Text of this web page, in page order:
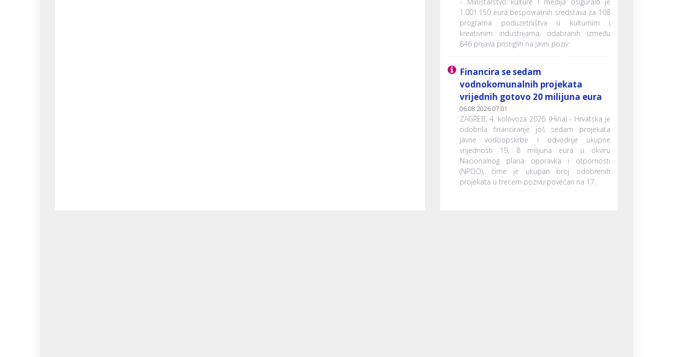
1.001.150 eura bespovratnih sredstava za 108
programa poduzetništva u kulturnim i
kreativnim industrijama, odabranih između
846 prijava pristiglih na javni poziv.
Financira se sedam
vodnokomunalnih projekata
vrijednih gotovo 20 milijuna eura
06.08.2026 07:01
ZAGREB, 4. kolovoza 2026. (Hina) - Hrvatska je
odobrila financiranje još sedam projekata
javne vodoopskrbe i odvodnje ukupne
vrijednosti 19, 8 milijuna eura u okviru
Nacionalnog plana oporavka i otpornosti
(NPOO), čime je ukupan broj odobrenih
projekata u trećem pozivu povećan na 17.